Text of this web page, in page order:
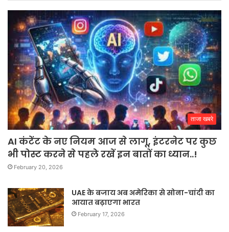
ताजा खबरे
AI कंटेंट के नए नियम आज से लागू, इंटरनेट पर कुछ
भी पोस्ट करने से पहले रखें इन बातों का ध्यान..!
February 20, 2026
UAE के बजाय अब अमेरिका से सोना-चांदी का
आयात बढ़ाएगा भारत
February 17, 2026